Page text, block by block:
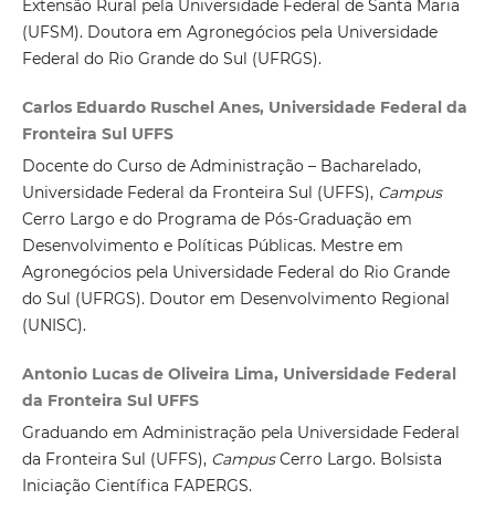
Extensão Rural pela Universidade Federal de Santa Maria
(UFSM). Doutora em Agronegócios pela Universidade
Federal do Rio Grande do Sul (UFRGS).
Carlos Eduardo Ruschel Anes, Universidade Federal da
Fronteira Sul UFFS
Docente do Curso de Administração – Bacharelado,
Universidade Federal da Fronteira Sul (UFFS), Campus
Cerro Largo e do Programa de Pós-Graduação em
Desenvolvimento e Políticas Públicas. Mestre em
Agronegócios pela Universidade Federal do Rio Grande
do Sul (UFRGS). Doutor em Desenvolvimento Regional
(UNISC).
Antonio Lucas de Oliveira Lima, Universidade Federal
da Fronteira Sul UFFS
Graduando em Administração pela Universidade Federal
da Fronteira Sul (UFFS), CampusCerro Largo. Bolsista
Iniciação Científica FAPERGS.